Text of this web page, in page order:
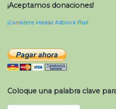
¡Aceptamos donaciones!
¡Considere instalar Adblock Plus!
Coloque una palabra clave